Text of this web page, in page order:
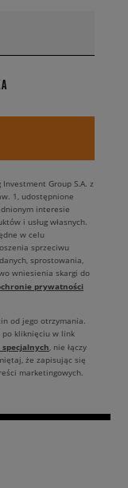
Group S.A. z
1, udostępnione
interesie
i usług własnych.
w celu
sprzeciwu
sprostowania,
wniesienia skargi do
prywatności
od jego otrzymania.
po kliknięciu w link
, nie łączy
że zapisując się
marketingowych.